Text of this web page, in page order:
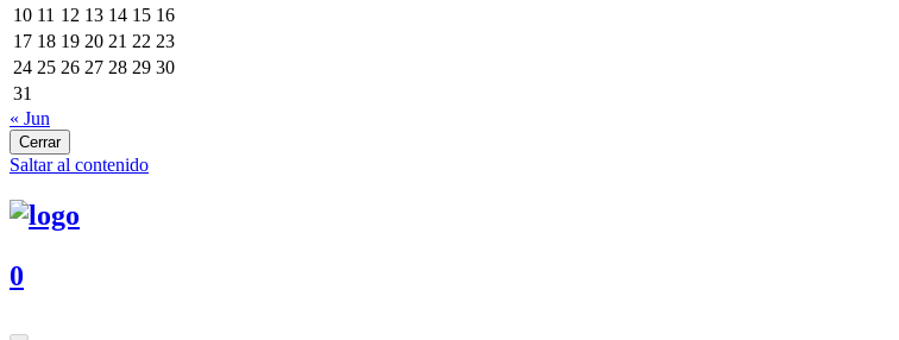
10 11 12 13 14 15 16
17 18 19 20 21 22 23
24 25 26 27 28 29 30
31
« Jun
Cerrar
Saltar al contenido
0